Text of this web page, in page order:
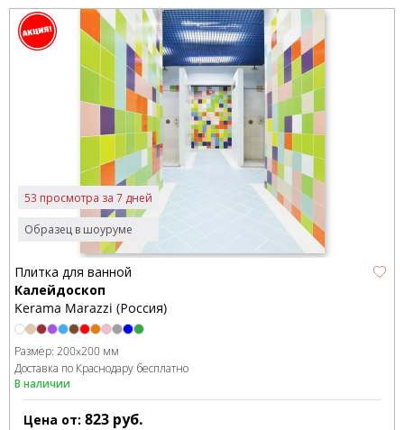
Образец в шоуруме
53 просмотра за 7 дней
Плитка для ванной
Калейдоскоп
Kerama Marazzi (Россия)
Размер: 200x200 мм
Доставка по Краснодару бесплатно
В наличии
Цена от: 823 руб.